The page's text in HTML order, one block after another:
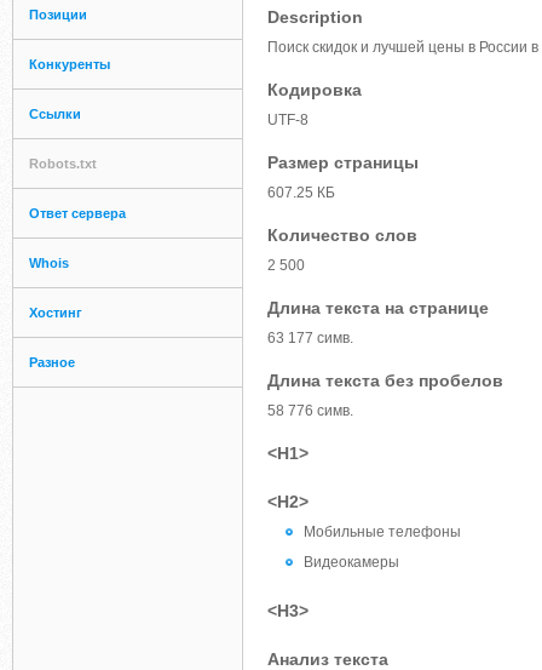
Позиции
Конкуренты
Ссылки
Robots.txt
Ответ сервера
Whois
Хостинг
Разное
Description
Поиск скидок и лучшей цены в России
Кодировка
UTF-8
Размер страницы
607.25 КБ
Количество слов
2 500
Длина текста на странице
63 177 симв.
Длина текста без пробелов
58 776 симв.
<H1>
<H2>
Мобильные телефоны
Видеокамеры
<H3>
Анализ текста